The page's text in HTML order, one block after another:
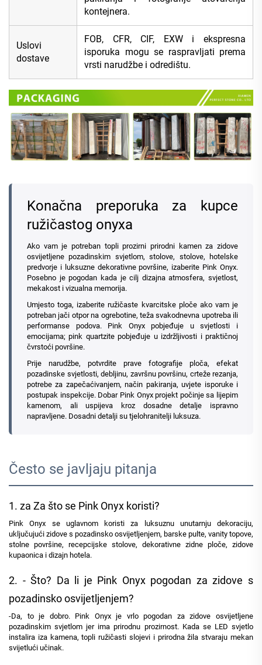
kontejnera.
Uslovi
dostave
FOB, CFR, CIF, EXW i ekspresna
isporuka mogu se raspravljati prema
vrsti narudžbe i odredištu.
Konačna preporuka za kupce
ružičastog onyxa
Ako vam je potreban topli prozirni prirodni kamen za zidove
osvijetljene pozadinskim svjetlom, stolove, stolove, hotelske
predvorje i luksuzne dekorativne površine, izaberite Pink Onyx.
Posebno je pogodan kada je cilj dizajna atmosfera, svjetlost,
mekakost i vizualna memorija.
Umjesto toga, izaberite ružičaste kvarcitske ploče ako vam je
potreban jači otpor na ogrebotine, teža svakodnevna upotreba ili
performanse podova. Pink Onyx pobjeđuje u svjetlosti i
emocijama; pink quartzite pobjeđuje u izdržljivosti i praktičnoj
čvrstoći površine.
Prije narudžbe, potvrdite prave fotografije ploča, efekat
pozadinske svjetlosti, debljinu, završnu površinu, crteže rezanja,
potrebe za zapečaćivanjem, način pakiranja, uvjete isporuke i
postupak inspekcije. Dobar Pink Onyx projekt počinje sa lijepim
kamenom, ali uspijeva kroz dosadne detalje ispravno
napravljene. Dosadni detalji su tjelohranitelji luksuza.
Često se javljaju pitanja
1. za Za što se Pink Onyx koristi?
Pink Onyx se uglavnom koristi za luksuznu unutarnju dekoraciju,
uključujući zidove s pozadinsko osvijetljenjem, barske pulte, vanity topove,
stolne površine, recepcijske stolove, dekorativne zidne ploče, zidove
kupaonica i dizajn hotela.
2. - Što? Da li je Pink Onyx pogodan za zidove s
pozadinsko osvijetljenjem?
-Da, to je dobro. Pink Onyx je vrlo pogodan za zidove osvijetljene
pozadinskim svjetlom jer ima prirodnu prozirnost. Kada se LED svjetlo
instalira iza kamena, topli ružičasti slojevi i prirodna žila stvaraju mekan
svijetlući učinak.